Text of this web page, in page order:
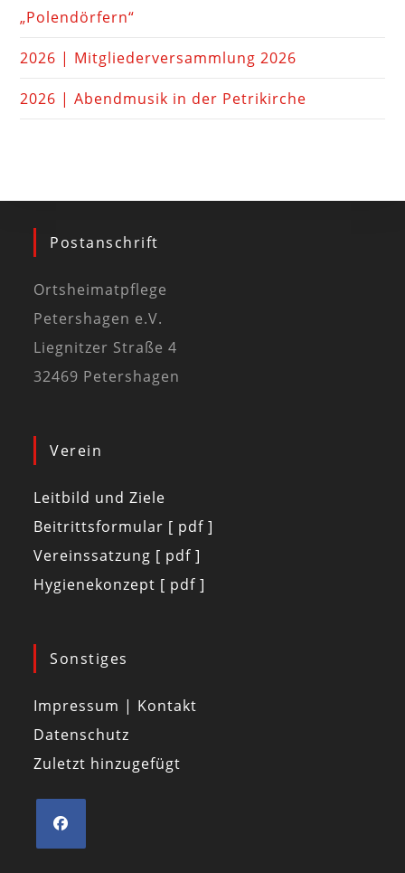
„Polendörfern“
2026 | Mitgliederversammlung 2026
2026 | Abendmusik in der Petrikirche
Postanschrift
Ortsheimatpflege
Petershagen e.V.
Liegnitzer Straße 4
32469 Petershagen
Verein
Leitbild und Ziele
Beitrittsformular [ pdf ]
Vereinssatzung [ pdf ]
Hygienekonzept [ pdf ]
Sonstiges
Impressum | Kontakt
Datenschutz
Zuletzt hinzugefügt